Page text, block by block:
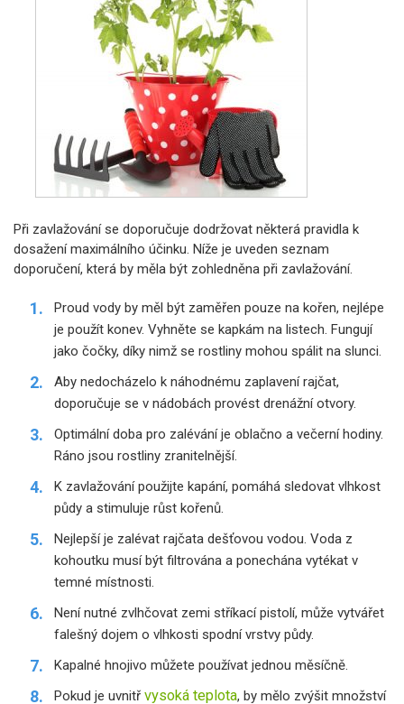
Při zavlažování se doporučuje dodržovat některá pravidla k
dosažení maximálního účinku. Níže je uveden seznam
doporučení, která by měla být zohledněna při zavlažování.
Proud vody by měl být zaměřen pouze na kořen, nejlépe
je použít konev. Vyhněte se kapkám na listech. Fungují
jako čočky, díky nimž se rostliny mohou spálit na slunci.
Aby nedocházelo k náhodnému zaplavení rajčat,
doporučuje se v nádobách provést drenážní otvory.
Optimální doba pro zalévání je oblačno a večerní hodiny.
Ráno jsou rostliny zranitelnější.
K zavlažování použijte kapání, pomáhá sledovat vlhkost
půdy a stimuluje růst kořenů.
Nejlepší je zalévat rajčata dešťovou vodou. Voda z
kohoutku musí být filtrována a ponechána vytékat v
temné místnosti.
Není nutné zvlhčovat zemi stříkací pistolí, může vytvářet
falešný dojem o vlhkosti spodní vrstvy půdy.
Kapalné hnojivo můžete používat jednou měsíčně.
Pokud je uvnitř vysoká teplota, by mělo zvýšit množství